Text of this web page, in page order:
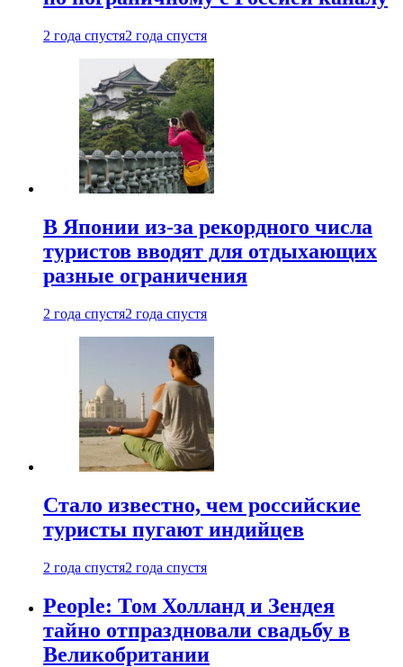
2 года спустя2 года спустя
В Японии из-за рекордного числа
туристов вводят для отдыхающих
разные ограничения
2 года спустя2 года спустя
Стало известно, чем российские
туристы пугают индийцев
2 года спустя2 года спустя
People: Том Холланд и Зендея
тайно отпраздновали свадьбу в
Великобритании